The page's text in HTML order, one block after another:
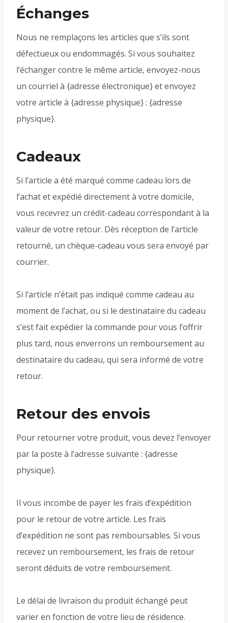
Échanges
Nous ne remplaçons les articles que s’ils sont
défectueux ou endommagés. Si vous souhaitez
l’échanger contre le même article, envoyez-nous
un courriel à {adresse électronique} et envoyez
votre article à {adresse physique} : {adresse
physique}.
Cadeaux
Si l’article a été marqué comme cadeau lors de
l’achat et expédié directement à votre domicile,
vous recevrez un crédit-cadeau correspondant à la
valeur de votre retour. Dès réception de l’article
retourné, un chèque-cadeau vous sera envoyé par
courrier.
Si l’article n’était pas indiqué comme cadeau au
moment de l’achat, ou si le destinataire du cadeau
s’est fait expédier la commande pour vous l’offrir
plus tard, nous enverrons un remboursement au
destinataire du cadeau, qui sera informé de votre
retour.
Retour des envois
Pour retourner votre produit, vous devez l’envoyer
par la poste à l’adresse suivante : {adresse
physique}.
Il vous incombe de payer les frais d’expédition
pour le retour de votre article. Les frais
d’expédition ne sont pas remboursables. Si vous
recevez un remboursement, les frais de retour
seront déduits de votre remboursement.
Le délai de livraison du produit échangé peut
varier en fonction de votre lieu de résidence.